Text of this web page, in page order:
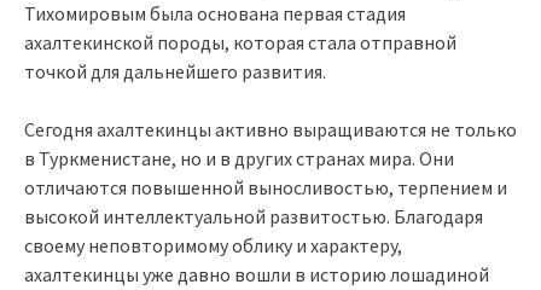
Тихомировым была основана первая стадия
ахалтекинской породы, которая стала отправной
точкой для дальнейшего развития.
Сегодня ахалтекинцы активно выращиваются не только
в Туркменистане, но и в других странах мира. Они
отличаются повышенной выносливостью, терпением и
высокой интеллектуальной развитостью. Благодаря
своему неповторимому облику и характеру,
ахалтекинцы уже давно вошли в историю лошадиной